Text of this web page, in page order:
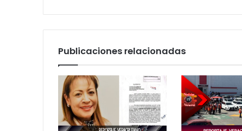
Más
829
Millones
Pesos
Publicaciones relacionadas